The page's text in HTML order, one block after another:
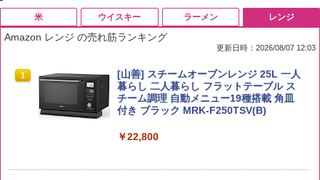
米
1 by Amazon 国産ブレンド米 精米 5kg
￥2,650
ウイスキー
1
ブラックニッカ ニッカ Nikka ウィスキ
ー4000ml ブラックニッカクリア ウヰス
キー 【日本 アサヒ ウィスキー】 大容量
お得 4リットル
￥4,356
ラーメン
1
チキンラーメン どんぶり 85g×12個 日清
食品 インスタント カップ麺
￥1,939
2
レンジ
Amazon レンジ の売れ筋ランキング
更新日時：2026/08/07 12:03
1
[山善] スチームオーブンレンジ 25L 一人
暮らし 二人暮らし フラットテーブル ス
チーム調理 自動メニュー19種搭載 角皿
付き ブラック MRK-F250TSV(B)
￥22,800